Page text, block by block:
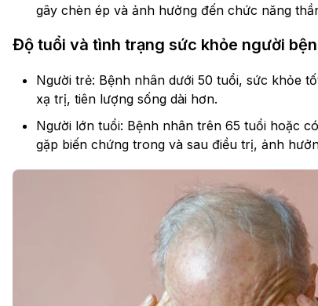
gây chèn ép và ảnh hưởng đến chức năng
Độ tuổi và tình trạng sức khỏe người
Người trẻ: Bệnh nhân dưới 50 tuổi, sức khỏe
xạ trị, tiên lượng sống dài hơn.
Người lớn tuổi: Bệnh nhân trên 65 tuổi hoặc
gặp biến chứng trong và sau điều trị, ảnh